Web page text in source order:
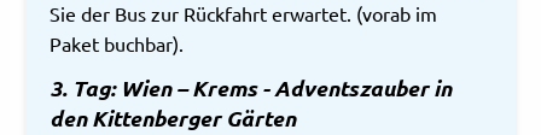
Sie der Bus zur Rückfahrt erwartet. (vorab im
Paket buchbar).
3. Tag: Wien – Krems - Adventszauber in
den Kittenberger Gärten